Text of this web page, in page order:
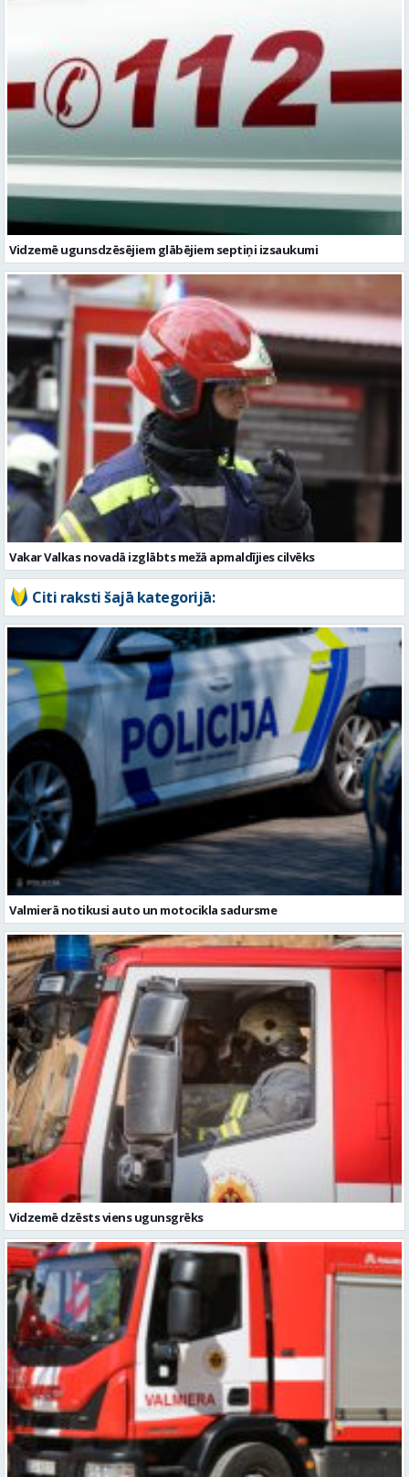
Vakar Valkas novadā izglābts mežā apmaldījies cilvēks
Citi raksti šajā kategorijā:
Valmierā notikusi auto un motocikla sadursme
Vidzemē dzēsts viens ugunsgrēks
Vidzemē otrdien dzēsti trīs ugunsgrēki